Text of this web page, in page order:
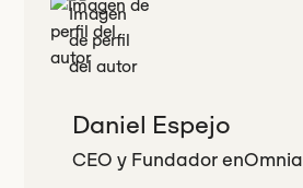
Daniel Espejo
CEO y FundadorenOmnia